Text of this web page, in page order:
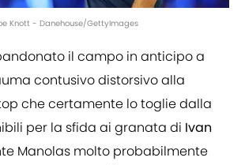
Knott - Danehouse/GettyImages
il campo in anticipo a
contusivo distorsivo alla
che certamente lo toglie dalla
per la sfida ai granata di Ivan
Manolas molto probabilmente